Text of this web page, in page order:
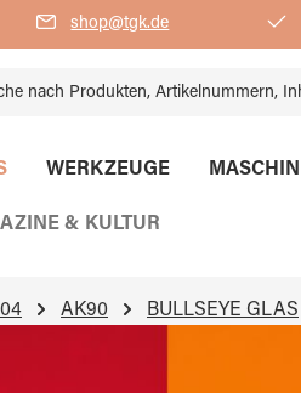
springen
shop@tgk.de
WERKZEUGE
& KULTUR
AK90 BULLSEYE GLAS